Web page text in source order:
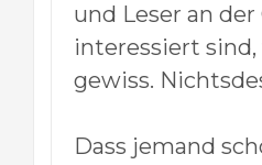
und Leser an
interessiert
gewiss.
Dass jemand